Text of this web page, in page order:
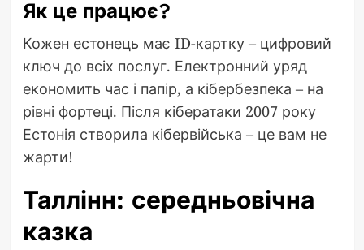
Як це працює?
Кожен естонець має ID-картку – цифровий
ключ до всіх послуг. Електронний уряд
економить час і папір, а кібербезпека – на
рівні фортеці. Після кібератаки 2007 року
Естонія створила кібервійська – це вам не
жарти!
Таллінн: середньовічна
казка